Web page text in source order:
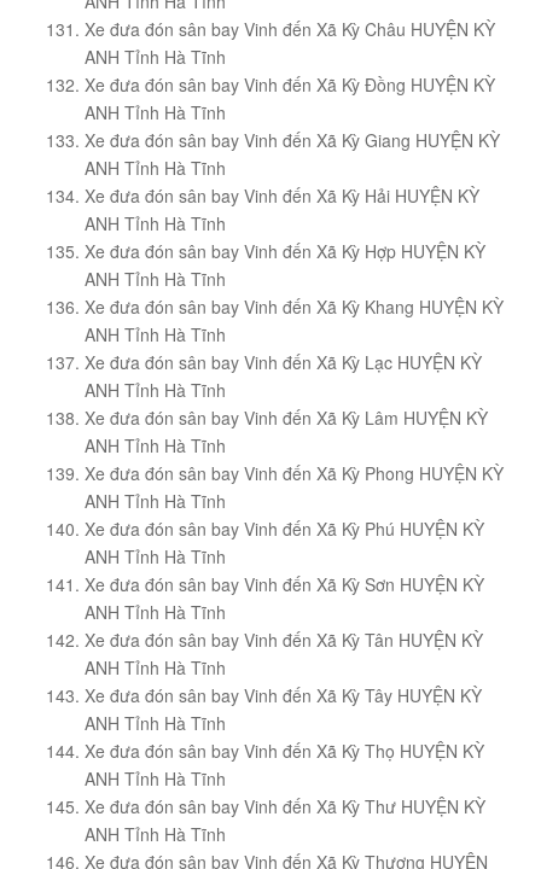
Xe đưa đón sân bay Vinh đến Xã Kỳ Châu HUYỆN KỲ
ANH Tỉnh Hà Tĩnh
Xe đưa đón sân bay Vinh đến Xã Kỳ Đồng HUYỆN KỲ
ANH Tỉnh Hà Tĩnh
Xe đưa đón sân bay Vinh đến Xã Kỳ Giang HUYỆN KỲ
ANH Tỉnh Hà Tĩnh
Xe đưa đón sân bay Vinh đến Xã Kỳ Hải HUYỆN KỲ
ANH Tỉnh Hà Tĩnh
Xe đưa đón sân bay Vinh đến Xã Kỳ Hợp HUYỆN KỲ
ANH Tỉnh Hà Tĩnh
Xe đưa đón sân bay Vinh đến Xã Kỳ Khang HUYỆN KỲ
ANH Tỉnh Hà Tĩnh
Xe đưa đón sân bay Vinh đến Xã Kỳ Lạc HUYỆN KỲ
ANH Tỉnh Hà Tĩnh
Xe đưa đón sân bay Vinh đến Xã Kỳ Lâm HUYỆN KỲ
ANH Tỉnh Hà Tĩnh
Xe đưa đón sân bay Vinh đến Xã Kỳ Phong HUYỆN KỲ
ANH Tỉnh Hà Tĩnh
Xe đưa đón sân bay Vinh đến Xã Kỳ Phú HUYỆN KỲ
ANH Tỉnh Hà Tĩnh
Xe đưa đón sân bay Vinh đến Xã Kỳ Sơn HUYỆN KỲ
ANH Tỉnh Hà Tĩnh
Xe đưa đón sân bay Vinh đến Xã Kỳ Tân HUYỆN KỲ
ANH Tỉnh Hà Tĩnh
Xe đưa đón sân bay Vinh đến Xã Kỳ Tây HUYỆN KỲ
ANH Tỉnh Hà Tĩnh
Xe đưa đón sân bay Vinh đến Xã Kỳ Thọ HUYỆN KỲ
ANH Tỉnh Hà Tĩnh
Xe đưa đón sân bay Vinh đến Xã Kỳ Thư HUYỆN KỲ
ANH Tỉnh Hà Tĩnh
Xe đưa đón sân bay Vinh đến Xã Kỳ Thượng HUYỆN